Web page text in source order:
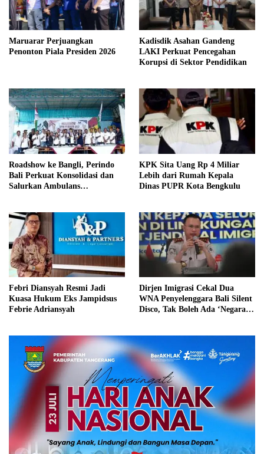
Maruarar Perjuangkan
Penonton Piala Presiden 2026
Kadisdik Asahan Gandeng
LAKI Perkuat Pencegahan
Korupsi di Sektor Pendidikan
Roadshow ke Bangli, Perindo
Bali Perkuat Konsolidasi dan
Salurkan Ambulans
KPK Sita Uang Rp 4 Miliar
Lebih dari Rumah Kepala
Dinas PUPR Kota Bengkulu
Febri Diansyah Resmi Jadi
Kuasa Hukum Eks Jampidsus
Febrie Adriansyah
Dirjen Imigrasi Cekal Dua
WNA Penyelenggara Bali Silent
Disco, Tak Boleh Ada ‘Negara